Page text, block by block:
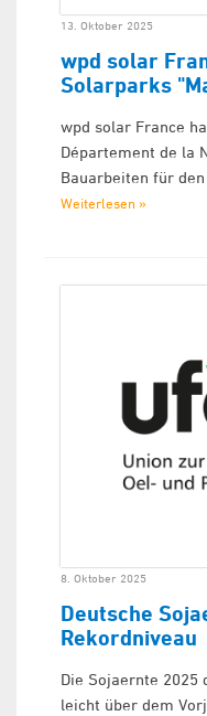
13. Oktober 2025
wpd solar
Solarparks
wpd solar France
Département de la
Bauarbeiten für
Weiterlesen »
8. Oktober 2025
Deutsche
Rekordniveau
Die Sojaernte
leicht über dem